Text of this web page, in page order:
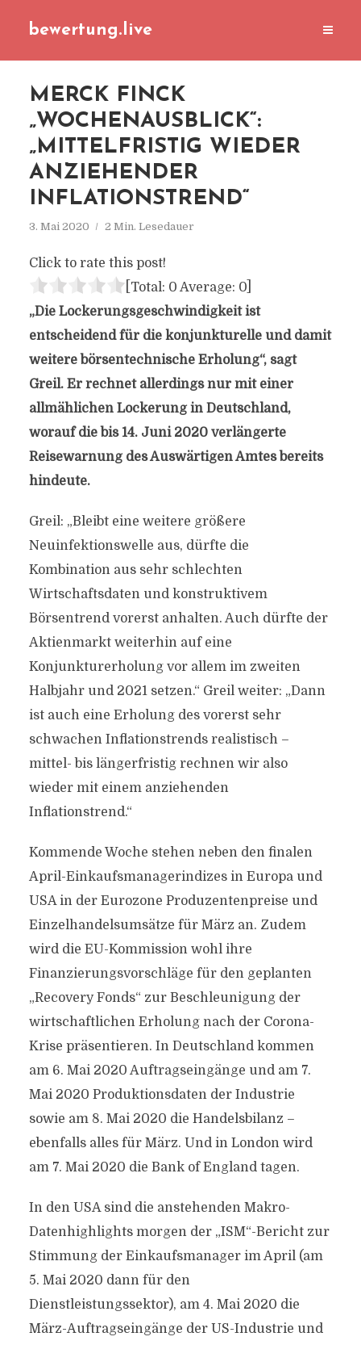
bewertung.live
MERCK FINCK
„WOCHENAUSBLICK“:
„MITTELFRISTIG WIEDER
ANZIEHENDER
INFLATIONSTREND“
3. Mai 2020 2 Min. Lesedauer
Click to rate this post!
[Total: 0 Average: 0]
„Die Lockerungsgeschwindigkeit ist
entscheidend für die konjunkturelle und damit
weitere börsentechnische Erholung“, sagt
Greil. Er rechnet allerdings nur mit einer
allmählichen Lockerung in Deutschland,
worauf die bis 14. Juni 2020 verlängerte
Reisewarnung des Auswärtigen Amtes bereits
hindeute.
Greil: „Bleibt eine weitere größere
Neuinfektionswelle aus, dürfte die
Kombination aus sehr schlechten
Wirtschaftsdaten und konstruktivem
Börsentrend vorerst anhalten. Auch dürfte der
Aktienmarkt weiterhin auf eine
Konjunkturerholung vor allem im zweiten
Halbjahr und 2021 setzen.“ Greil weiter: „Dann
ist auch eine Erholung des vorerst sehr
schwachen Inflationstrends realistisch –
mittel- bis längerfristig rechnen wir also
wieder mit einem anziehenden
Inflationstrend.“
Kommende Woche stehen neben den finalen
April-Einkaufsmanagerindizes in Europa und
USA in der Eurozone Produzentenpreise und
Einzelhandelsumsätze für März an. Zudem
wird die EU-Kommission wohl ihre
Finanzierungsvorschläge für den geplanten
„Recovery Fonds“ zur Beschleunigung der
wirtschaftlichen Erholung nach der Corona-
Krise präsentieren. In Deutschland kommen
am 6. Mai 2020 Auftragseingänge und am 7.
Mai 2020 Produktionsdaten der Industrie
sowie am 8. Mai 2020 die Handelsbilanz –
ebenfalls alles für März. Und in London wird
am 7. Mai 2020 die Bank of England tagen.
In den USA sind die anstehenden Makro-
Datenhighlights morgen der „ISM“-Bericht zur
Stimmung der Einkaufsmanager im April (am
5. Mai 2020 dann für den
Dienstleistungssektor), am 4. Mai 2020 die
März-Auftragseingänge der US-Industrie und